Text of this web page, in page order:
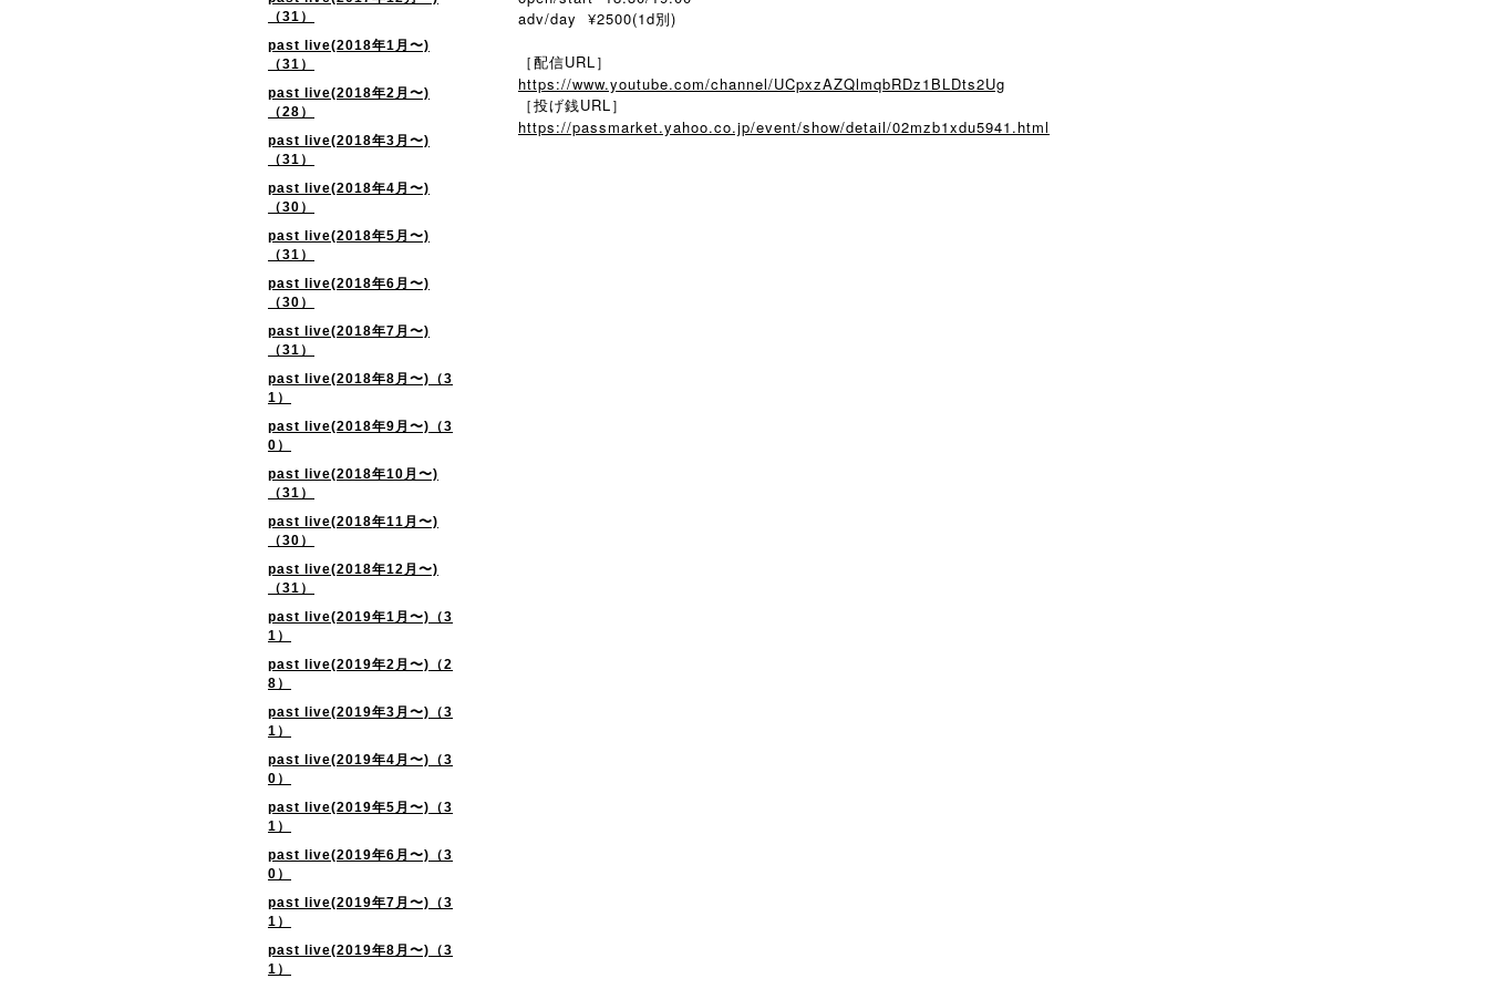
（31）
past live(2018年1月〜)
（31）
past live(2018年2月〜)
（28）
past live(2018年3月〜)
（31）
past live(2018年4月〜)
（30）
past live(2018年5月〜)
（31）
past live(2018年6月〜)
（30）
past live(2018年7月〜)
（31）
past live(2018年8月〜)（3
1）
past live(2018年9月〜)（3
0）
past live(2018年10月〜)
（31）
past live(2018年11月〜)
（30）
past live(2018年12月〜)
（31）
past live(2019年1月〜)（3
1）
past live(2019年2月〜)（2
8）
past live(2019年3月〜)（3
1）
past live(2019年4月〜)（3
0）
past live(2019年5月〜)（3
1）
past live(2019年6月〜)（3
0）
past live(2019年7月〜)（3
1）
past live(2019年8月〜)（3
1）
adv/day ¥2500(1d別)
［配信URL］
https://www.youtube.com/channel/UCpxzAZQlmqbRDz1BLDts2Ug
［投げ銭URL］
https://passmarket.yahoo.co.jp/event/show/detail/02mzb1xdu5941.html